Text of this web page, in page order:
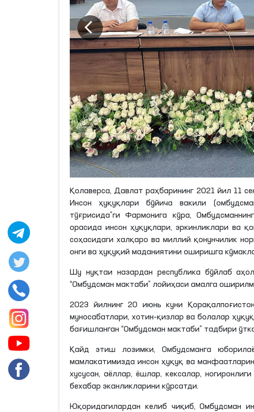
Қолаверса, Давлат раҳбарининг 2021 йил 11
Инсон ҳуқуқлари бўйича вакили
тўғрисида”ги Фармонига кўра,
орасида инсон ҳуқуқлари, эркинликлари ва
соҳасидаги халқаро ва миллий қонунчилик
онги ва ҳуқуқий маданиятини оширишга
Шу нуқтаи назардан республика бўйлаб
“Омбудсман мактаби” лойиҳаси амалга
2023 йилнинг 20 июнь куни
муносабатлари, хотин-қизлар ва болалар
бағишланган “Омбудсман мактаби” тадбири
Қайд этиш лозимки, Омбудсманга
мамлакатимизда инсон ҳуқуқ ва
хусусан, аёллар, ёшлар, кексалар,
бехабар эканликларини кўрсатди.
Юқоридагилардан келиб чиқиб, Омбудсман